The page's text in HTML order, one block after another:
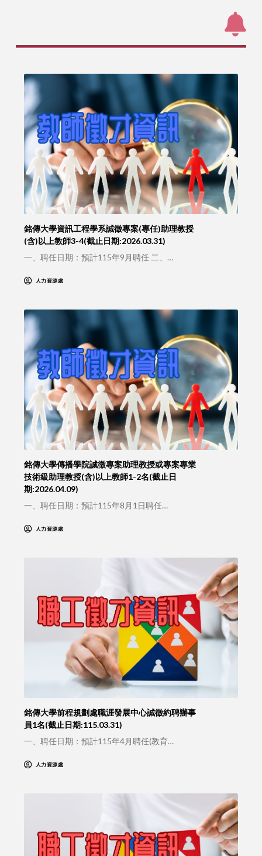
銘傳大學資訊工程學系誠徵專案(專任)助理教授
(含)以上教師3-4(截止日期:2026.03.31)
一、聘任日期：預計115年9月聘任 二、…
人力資源處
銘傳大學傳播學院誠徵專案助理教授或專案專業
技術級助理教授(含)以上教師1-2名(截止日
期:2026.04.09)
一、聘任日期：預計115年8月1日聘任…
人力資源處
銘傳大學前程規劃處職涯發展中心誠徵約聘辦事
員1名(截止日期:115.03.31)
一、聘任日期：預計115年4月聘任(教育…
人力資源處